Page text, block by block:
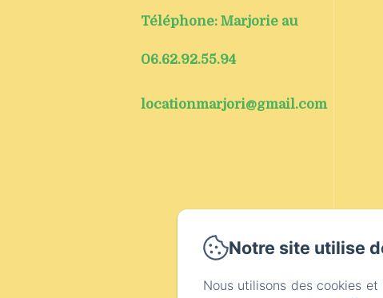
Téléphone: Marjorie au
06.62.92.55.94
locationmarjori@gmail.com
Notre site utilise
Nous utilisons des cookies